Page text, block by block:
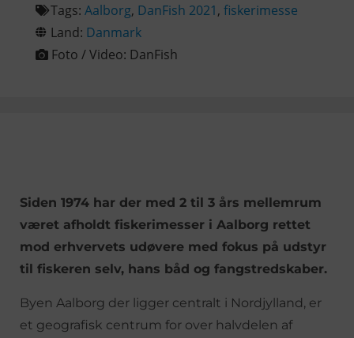
Tags: Aalborg, DanFish 2021, fiskerimesse
Land: Danmark
Foto / Video: DanFish
Siden 1974 har der med 2 til 3 års mellemrum
været afholdt fiskerimesser i Aalborg rettet
mod erhvervets udøvere med fokus på udstyr
til fiskeren selv, hans båd og fangstredskaber.
Byen Aalborg der ligger centralt i Nordjylland, er
et geografisk centrum for over halvdelen af